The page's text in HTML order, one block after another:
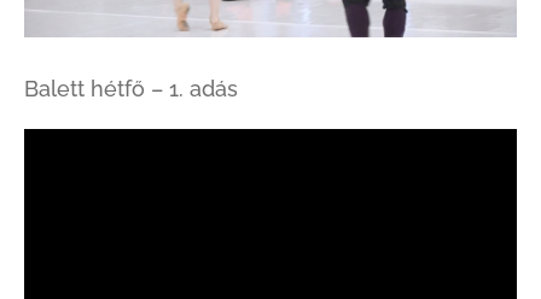
Balett hétfő – 1. adás